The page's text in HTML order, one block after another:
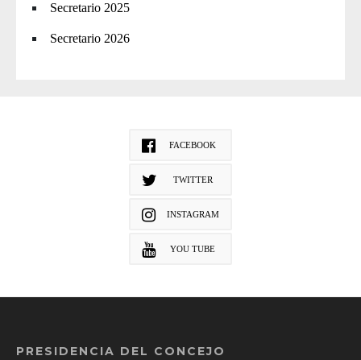
Secretario 2025
Secretario 2026
FACEBOOK
TWITTER
INSTAGRAM
YOU TUBE
PRESIDENCIA DEL CONCEJO